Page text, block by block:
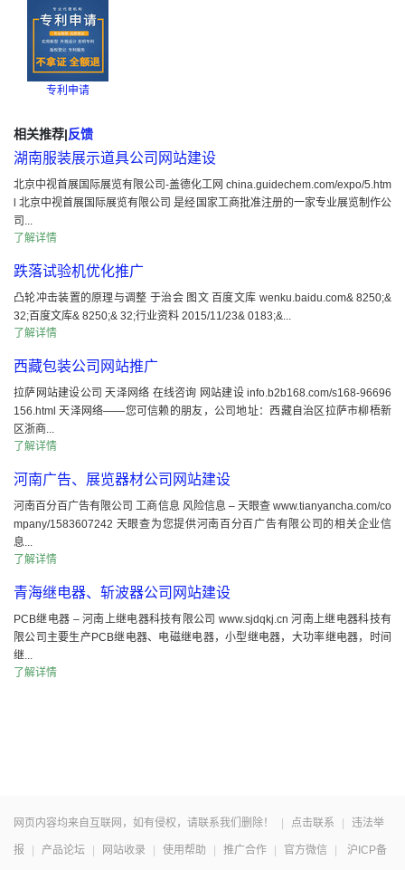
专利申请
相关推荐|反馈
湖南服装展示道具公司网站建设
北京中视首展国际展览有限公司-盖德化工网 china.guidechem.com/expo/5.htm
l 北京中视首展国际展览有限公司 是经国家工商批准注册的一家专业展览制作公
司...
了解详情
跌落试验机优化推广
凸轮冲击装置的原理与调整 于治会 图文 百度文库 wenku.baidu.com& 8250;&
32;百度文库& 8250;& 32;行业资料 2015/11/23& 0183;&...
了解详情
西藏包装公司网站推广
拉萨网站建设公司 天泽网络 在线咨询 网站建设 info.b2b168.com/s168-96696
156.html 天泽网络——您可信赖的朋友，公司地址：西藏自治区拉萨市柳梧新
区浙商...
了解详情
河南广告、展览器材公司网站建设
河南百分百广告有限公司 工商信息 风险信息 – 天眼查 www.tianyancha.com/co
mpany/1583607242 天眼查为您提供河南百分百广告有限公司的相关企业信
息...
了解详情
青海继电器、斩波器公司网站建设
PCB继电器 – 河南上继电器科技有限公司 www.sjdqkj.cn 河南上继电器科技有
限公司主要生产PCB继电器、电磁继电器，小型继电器，大功率继电器，时间
继...
了解详情
网页内容均来自互联网，如有侵权，请联系我们删除！ 点击联系 违法举
报 产品论坛 网站收录 使用帮助 推广合作 官方微信 沪ICP备